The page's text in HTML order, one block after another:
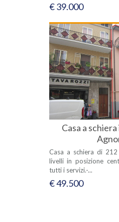
€ 39.000
Casa a
Casa a schiera di
livelli in posizione
tutti i servizi.-...
€ 49.500